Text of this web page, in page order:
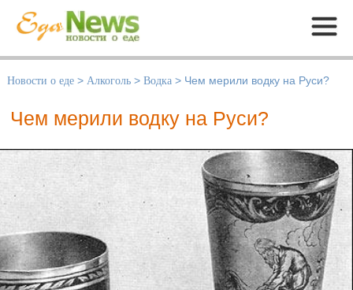
Меню
Новости о еде > Алкоголь > Водка > Чем мерили водку на Руси?
Чем мерили водку на Руси?